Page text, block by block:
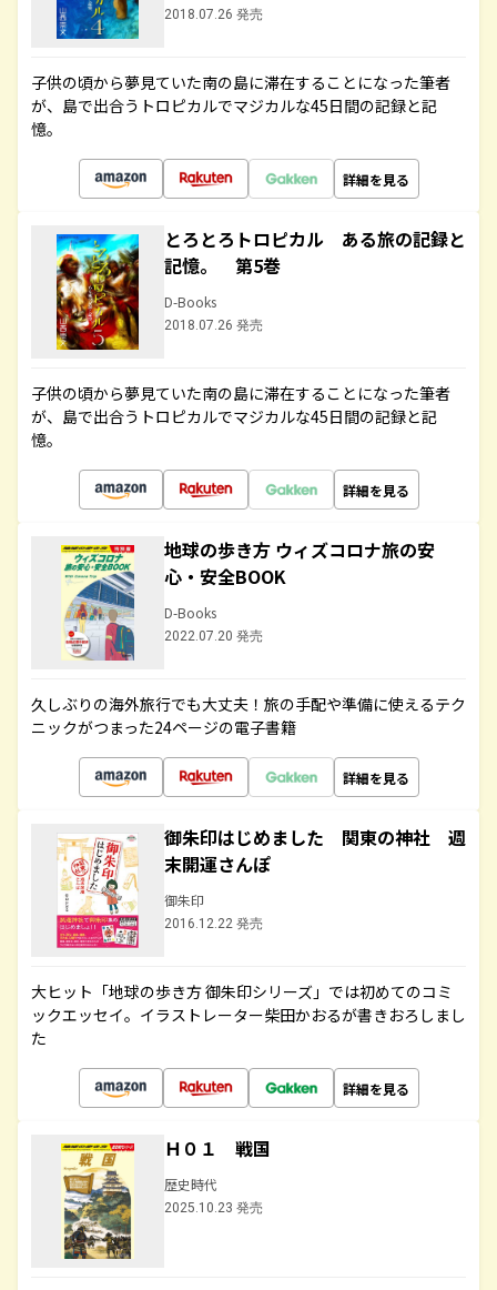
2018.07.26 発売
子供の頃から夢見ていた南の島に滞在することになった筆者
が、島で出合うトロピカルでマジカルな45日間の記録と記
憶。
詳細を見る
とろとろトロピカル ある旅の記録と
記憶。 第5巻
D-Books
2018.07.26 発売
子供の頃から夢見ていた南の島に滞在することになった筆者
が、島で出合うトロピカルでマジカルな45日間の記録と記
憶。
詳細を見る
地球の歩き方 ウィズコロナ旅の安
心・安全BOOK
D-Books
2022.07.20 発売
久しぶりの海外旅行でも大丈夫！旅の手配や準備に使えるテク
ニックがつまった24ページの電子書籍
詳細を見る
御朱印はじめました 関東の神社 週
末開運さんぽ
御朱印
2016.12.22 発売
大ヒット「地球の歩き方 御朱印シリーズ」では初めてのコミ
ックエッセイ。イラストレーター柴田かおるが書きおろしまし
た
詳細を見る
Ｈ０１ 戦国
歴史時代
2025.10.23 発売